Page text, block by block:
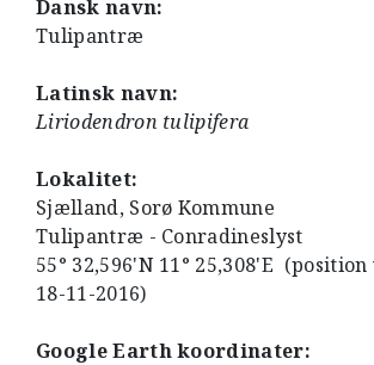
Dansk navn:
Tulipantræ
Latinsk navn:
Liriodendron tulipifera
Lokalitet:
Sjælland, Sorø Kommune
Tulipantræ - Conradineslyst
55° 32,596'N 11° 25,308'E
18-11-2016)
Google Earth koordinater: